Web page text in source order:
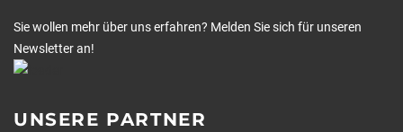
Sie wollen mehr über uns erfahren? Melden Sie sich für unseren
Newsletter an!
UNSERE PARTNER